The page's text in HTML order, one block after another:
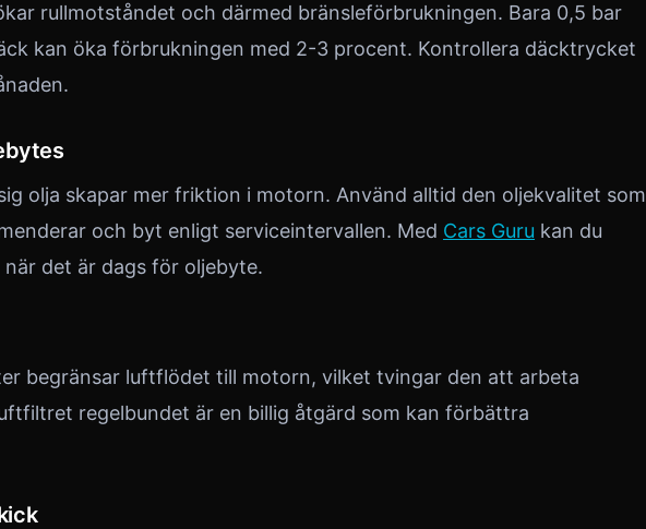
rullmotståndet och därmed bränsleförbrukningen. Bara 0,5 bar
kan öka förbrukningen med 2-3 procent. Kontrollera däcktrycket
olja skapar mer friktion i motorn. Använd alltid den oljekvalitet som
och byt enligt serviceintervallen. Med Cars Guru kan du
när det är dags för oljebyte.
begränsar luftflödet till motorn, vilket tvingar den att arbeta
regelbundet är en billig åtgärd som kan förbättra